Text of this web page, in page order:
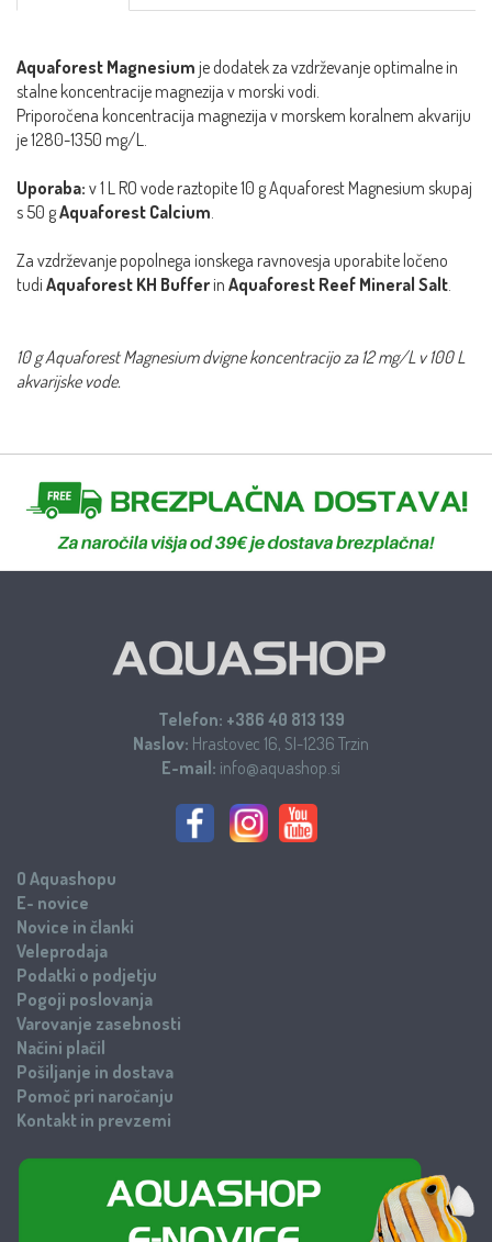
Aquaforest Magnesium je dodatek za vzdrževanje optimalne in
stalne koncentracije magnezija v morski vodi.
Priporočena koncentracija magnezija v morskem koralnem akvariju
je 1280-1350 mg/L.
Uporaba: v 1 L RO vode raztopite 10 g Aquaforest Magnesium skupaj
s 50 gAquaforest Calcium.
Za vzdrževanje popolnega ionskega ravnovesja uporabite ločeno
tudi Aquaforest KH Buffer in Aquaforest Reef Mineral Salt.
10 g Aquaforest Magnesium dvigne koncentracijo za 12 mg/L v 100 L
akvarijske vode.
Telefon: +386 40 813 139
Naslov: Hrastovec 16, SI-1236 Trzin
E-mail: info@aquashop.si
O Aquashopu
E- novice
Novice in članki
Veleprodaja
Podatki o podjetju
Pogoji poslovanja
Varovanje zasebnosti
Načini plačil
Pošiljanje in dostava
Pomoč pri naročanju
Kontakt in prevzemi